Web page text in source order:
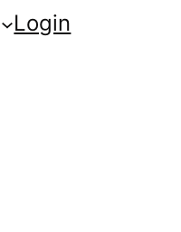
Login